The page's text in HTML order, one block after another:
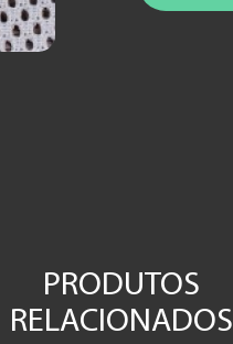
PRODUTOS
RELACIONADOS